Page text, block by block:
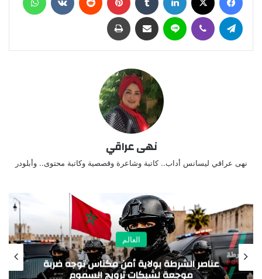
نهى عراقي
نهى عراقي ليسانس أداب.. كاتبة وشاعرة وقصصية وكاتبة محتوى.. وأبلودر
العالم
أهم الأخبار العالمية.. الثلاثاء 23/6/2026